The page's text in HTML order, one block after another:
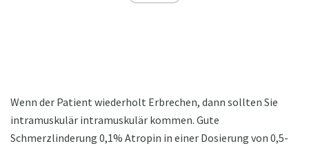
Wenn der Patient wiederholt Erbrechen, dann sollten Sie
intramuskulär intramuskulär kommen. Gute
Schmerzlinderung 0,1% Atropin in einer Dosierung von 0,5-